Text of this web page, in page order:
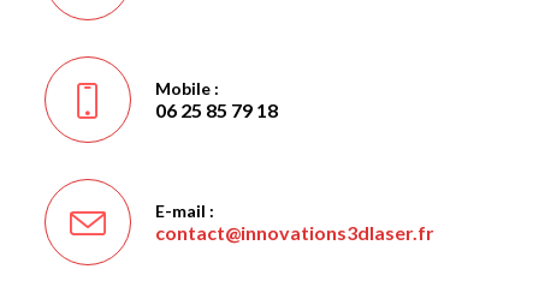
Mobile :
06 25 85 79 18
E-mail :
contact@innovations3dlaser.frS’ouvre